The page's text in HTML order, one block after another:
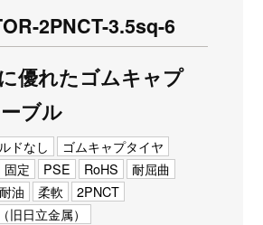
2PNCT-3.5sq-6
優れたゴムキャプ
ブル
ドなし
ゴムキャプタイヤ
固定 PSE RoHS
耐屈曲
耐油 柔軟
2PNCT
旧日立金属）